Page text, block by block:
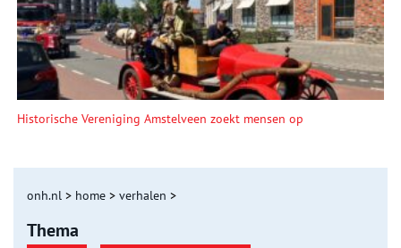
Historische Vereniging Amstelveen zoekt mensen op
onh.nl > home > verhalen >
Thema